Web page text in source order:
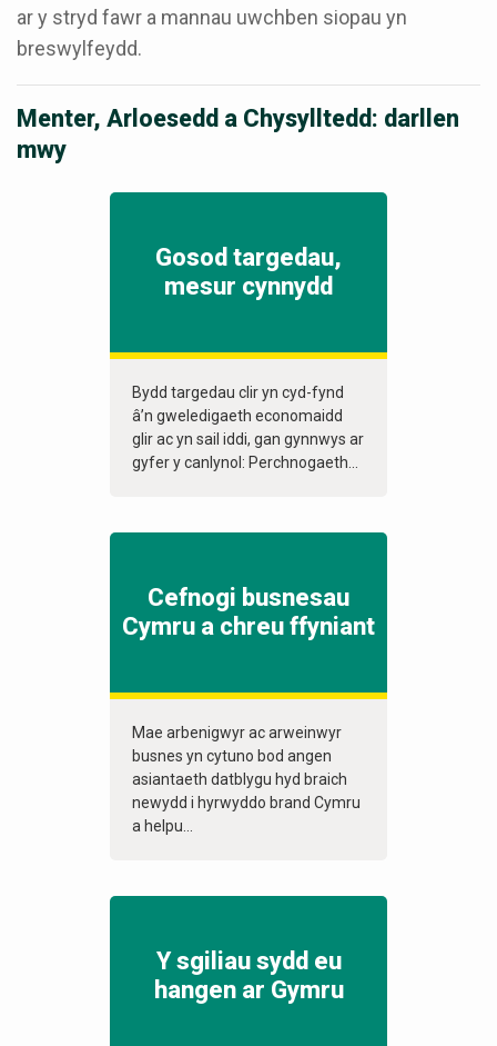
ar y stryd fawr a mannau uwchben siopau yn
breswylfeydd.
Menter, Arloesedd a Chysylltedd: darllen
mwy
Gosod targedau,
mesur cynnydd
Bydd targedau clir yn cyd-fynd
â’n gweledigaeth economaidd
glir ac yn sail iddi, gan gynnwys ar
gyfer y canlynol: Perchnogaeth...
Cefnogi busnesau
Cymru a chreu ffyniant
Mae arbenigwyr ac arweinwyr
busnes yn cytuno bod angen
asiantaeth datblygu hyd braich
newydd i hyrwyddo brand Cymru
a helpu...
Y sgiliau sydd eu
hangen ar Gymru